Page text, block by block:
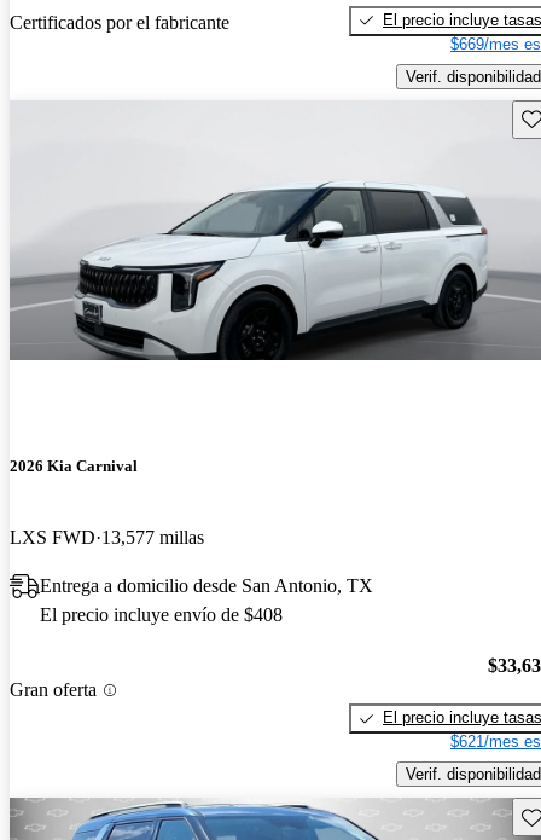
Certificados por el fabricante
El precio incluye tasas
$669/mes
Verif. disponibilidad
2026 Kia Carnival
LXS FWD 13,577 millas
Entrega a domicilio desde San Antonio, TX
El precio incluye envío de $408
Gran oferta
El precio incluye tasas
$621/mes
Verif. disponibilidad